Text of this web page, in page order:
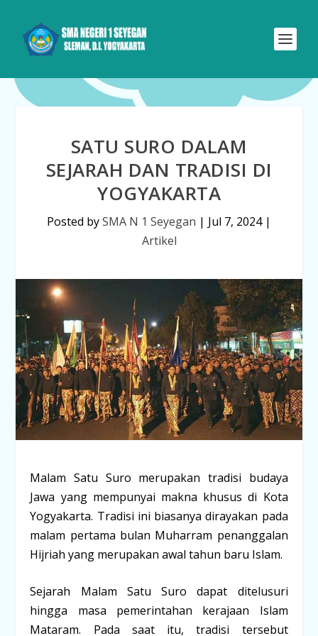
SATU SURO DALAM
SEJARAH DAN TRADISI DI
YOGYAKARTA
Posted bySMA N 1 Seyegan | Jul 7, 2024|
Artikel
Malam Satu Suro merupakan tradisi budaya
Jawa yang mempunyai makna khusus di Kota
Yogyakarta. Tradisi ini biasanya dirayakan pada
malam pertama bulan Muharram penanggalan
Hijriah yang merupakan awal tahun baru Islam.
Sejarah Malam Satu Suro dapat ditelusuri
hingga masa pemerintahan kerajaan Islam
Mataram. Pada saat itu, tradisi tersebut